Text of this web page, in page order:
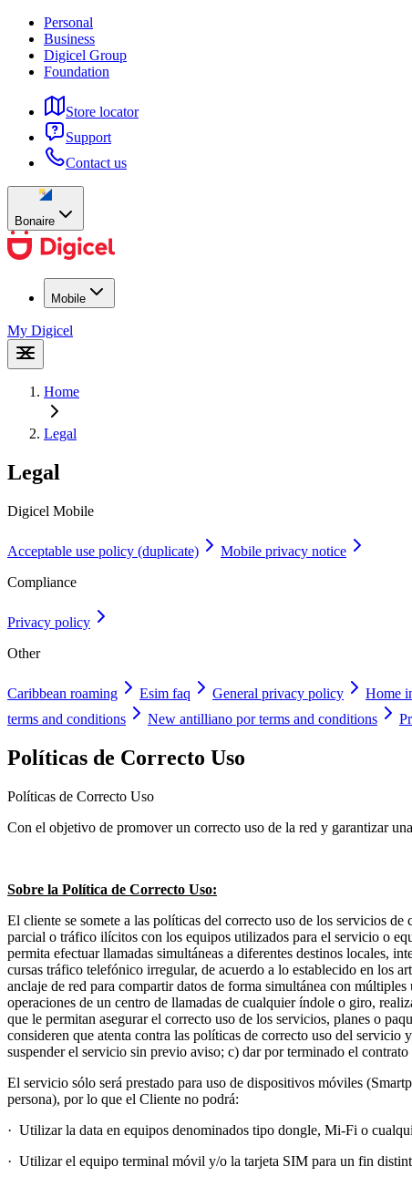
Personal
Business
Digicel Group
Foundation
Store locator
Support
Contact us
Bonaire
Mobile
My Digicel
Home
Legal
Legal
Digicel Mobile
Acceptable use policy (duplicate)
Mobile privacy notice
Compliance
Privacy policy
Other
Caribbean roaming Esim faq General privacy policy Home
terms and conditions
New antilliano por terms and conditions
Políticas de Correcto Uso
Políticas de Correcto Uso
Con el objetivo de promover un correcto uso de la red y garantizar
Sobre la Política de Correcto Uso:
El cliente se somete a las políticas del correcto uso de los servicios
parcial o tráfico ilícitos con los equipos utilizados para el servicio o
permita efectuar llamadas simultáneas a diferentes destinos locales,
cursas tráfico telefónico irregular, de acuerdo a lo establecido en los
anclaje de red para compartir datos de forma simultánea con
operaciones de un centro de llamadas de cualquier índole o giro,
que le permitan asegurar el correcto uso de los servicios, planes o
consideren que atenta contra las políticas de correcto uso del
suspender el servicio sin previo aviso; c) dar por terminado el
El servicio sólo será prestado para uso de dispositivos móviles
persona), por lo que el Cliente no podrá:
· Utilizar la data en equipos denominados tipo dongle, Mi-Fi o
· Utilizar el equipo terminal móvil y/o la tarjeta SIM para un fin